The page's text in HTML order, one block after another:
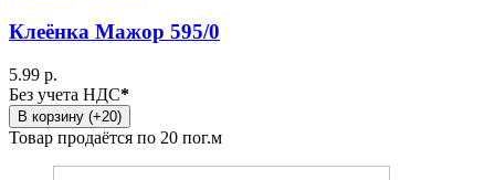
Клеёнка Мажор 595/0
5.99 р.
Без учета НДС*
В корзину (+20)
Товар продаётся по 20 пог.м